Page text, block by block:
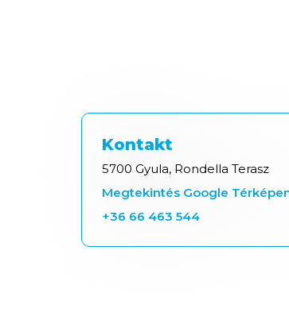
Kontakt
5700 Gyula, Rondella Terasz
Megtekintés Google
+36 66 463 544